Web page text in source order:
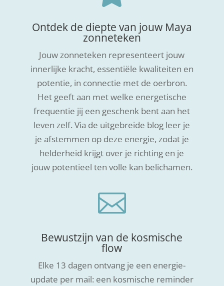
Ontdek de diepte van jouw Maya
zonneteken
Jouw zonneteken representeert jouw
innerlijke kracht, essentiële kwaliteiten en
potentie, in connectie met de oerbron.
Het geeft aan met welke energetische
frequentie jij een geschenk bent aan het
leven zelf. Via de uitgebreide blog leer je
je afstemmen op deze energie, zodat je
helderheid krijgt over je richting en je
jouw potentieel ten volle kan belichamen.

Bewustzijn van de kosmische
flow
Elke 13 dagen ontvang je een energie-
update per mail: een kosmische reminder